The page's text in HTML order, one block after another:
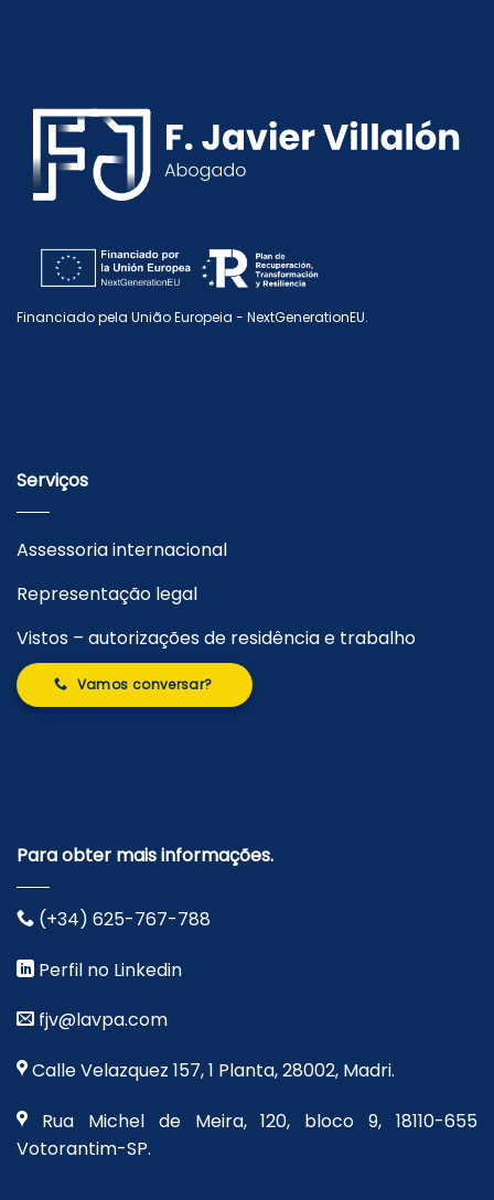
Financiado pela União Europeia - NextGenerationEU.
Serviços
Assessoria internacional
Representação legal
Vistos – autorizações de residência e trabalho
Vamos conversar?
Para obter mais informações.
(+34) 625-767-788
Perfil no Linkedin
fjv@lavpa.com
Calle Velazquez 157, 1 Planta, 28002, Madri.
Rua Michel de Meira, 120, bloco 9, 18110-655
Votorantim-SP.